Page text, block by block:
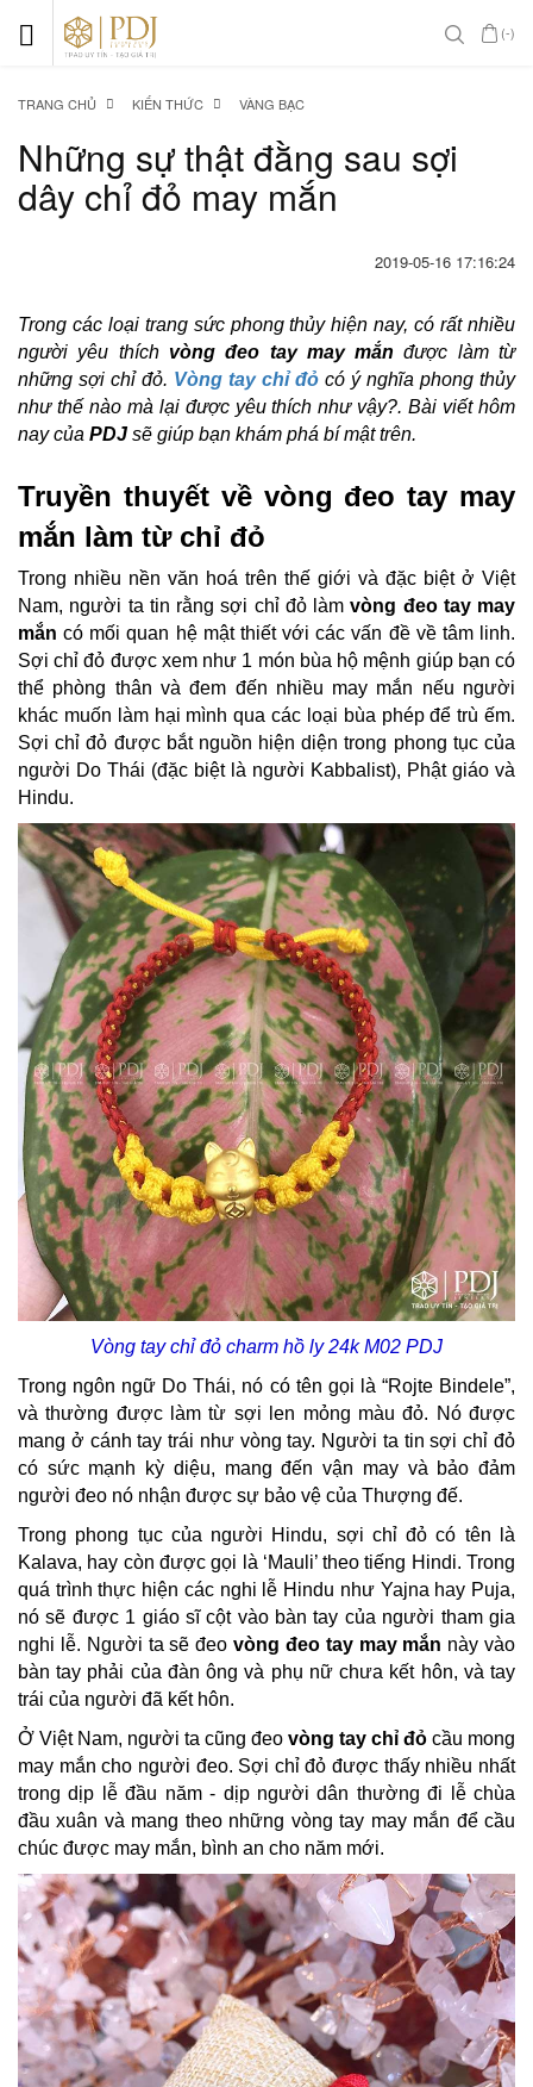
(-)
TRANG CHỦ KIẾN THỨC VÀNG BẠC
Những sự thật đằng sau sợi
dây chỉ đỏ may mắn
2019-05-16 17:16:24
Trong các loại trang sức phong thủy hiện nay, có rất nhiều
người yêu thích vòng đeo tay may mắn được làm từ
những sợi chỉ đỏ. Vòng tay chỉ đỏ có ý nghĩa phong thủy
như thế nào mà lại được yêu thích như vậy?. Bài viết hôm
nay của PDJ sẽ giúp bạn khám phá bí mật trên.
Truyền thuyết về vòng đeo tay may
mắn làm từ chỉ đỏ
Trong nhiều nền văn hoá trên thế giới và đặc biệt ở Việt
Nam, người ta tin rằng sợi chỉ đỏ làmvòng đeo tay may
mắn có mối quan hệ mật thiết với các vấn đề về tâm linh.
Sợi chỉ đỏ được xem như 1 món bùa hộ mệnh giúp bạn có
thể phòng thân và đem đến nhiều may mắn nếu người
khác muốn làm hại mình qua các loại bùa phép để trù ếm.
Sợi chỉ đỏ được bắt nguồn hiện diện trong phong tục của
người Do Thái (đặc biệt là người Kabbalist), Phật giáo và
Hindu.
Vòng tay chỉ đỏ charm hồ ly 24k M02 PDJ
Trong ngôn ngữ Do Thái, nó có tên gọi là “Rojte Bindele”,
và thường được làm từ sợi len mỏng màu đỏ. Nó được
mang ở cánh tay trái như vòng tay. Người ta tin sợi chỉ đỏ
có sức mạnh kỳ diệu, mang đến vận may và bảo đảm
người đeo nó nhận được sự bảo vệ của Thượng đế.
Trong phong tục của người Hindu, sợi chỉ đỏ có tên là
Kalava, hay còn được gọi là ‘Mauli’ theo tiếng Hindi. Trong
quá trình thực hiện các nghi lễ Hindu như Yajna hay Puja,
nó sẽ được 1 giáo sĩ cột vào bàn tay của người tham gia
nghi lễ. Người ta sẽ đeo vòng đeo tay may mắn này vào
bàn tay phải của đàn ông và phụ nữ chưa kết hôn, và tay
trái của người đã kết hôn.
Ở Việt Nam, người ta cũng đeo vòng tay chỉ đỏ cầu mong
may mắn cho người đeo. Sợi chỉ đỏ được thấy nhiều nhất
trong dịp lễ đầu năm - dịp người dân thường đi lễ chùa
đầu xuân và mang theo những vòng tay may mắn để cầu
chúc được may mắn, bình an cho năm mới.